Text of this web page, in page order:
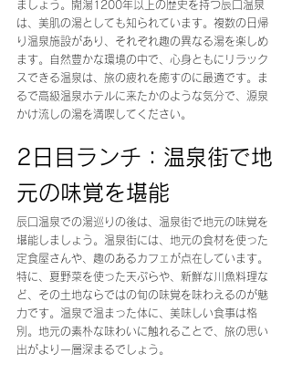
ましょう。開湯1200年以上の歴史を持つ辰口温泉
は、美肌の湯としても知られています。複数の日帰
り温泉施設があり、それぞれ趣の異なる湯を楽しめ
ます。自然豊かな環境の中で、心身ともにリラック
スできる温泉は、旅の疲れを癒すのに最適です。ま
るで高級温泉ホテルに来たかのような気分で、源泉
かけ流しの湯を満喫してください。
2日目ランチ：温泉街で地
元の味覚を堪能
辰口温泉での湯巡りの後は、温泉街で地元の味覚を
堪能しましょう。温泉街には、地元の食材を使った
定食屋さんや、趣のあるカフェが点在しています。
特に、夏野菜を使った天ぷらや、新鮮な川魚料理な
ど、その土地ならではの旬の味覚を味わえるのが魅
力です。温泉で温まった体に、美味しい食事は格
別。地元の素朴な味わいに触れることで、旅の思い
出がより一層深まるでしょう。